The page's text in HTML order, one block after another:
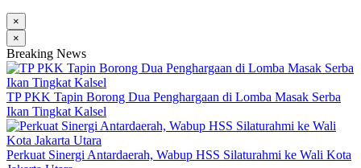
×
×
Breaking News
TP PKK Tapin Borong Dua Penghargaan di Lomba Masak Serba
Ikan Tingkat Kalsel
Perkuat Sinergi Antardaerah, Wabup HSS Silaturahmi ke Wali Kota